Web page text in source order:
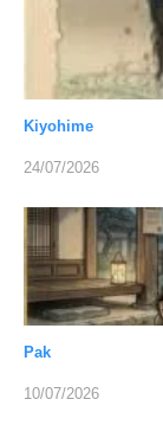
Kiyohime
24/07/2026
Pak
10/07/2026